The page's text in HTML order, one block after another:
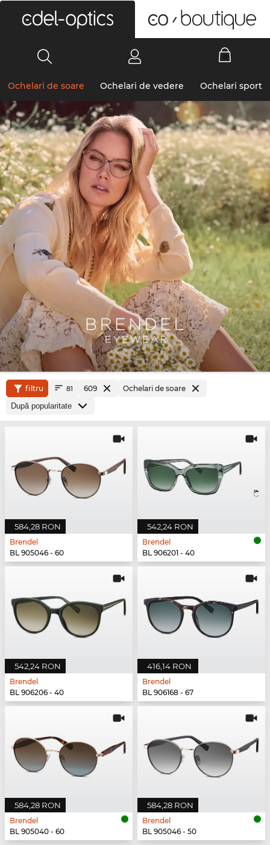
Ochelari de soare Ochelari de vedere Ochelari sport
filtru 81 609 Ochelari de soare
584,28 RON
Brendel
BL 905046 - 60
542,24 RON
Brendel
BL 906201 - 40
542,24 RON
Brendel
BL 906206 - 40
416,14 RON
Brendel
BL 906168 - 67
584,28 RON
Brendel
BL 905040 - 60
584,28 RON
Brendel
BL 905046 - 50